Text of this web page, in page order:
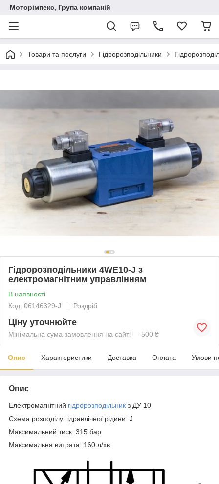
Моторімпекс, Група компаній
Товари та послуги Гідророзподільники
Гідророзподільники 4WE10-J з
електромагнітним управлінням
В наявності
Код: 06146329-J
Роздріб
Ціну уточнюйте
Мінімальна сума замовлення на сайті — 500 ₴
Опис Характеристики Доставка Оплата Умови
Опис
Електромагнітний гідророзподільник з ДУ 10
Схема розподілу гідравлічної рідини: J
Максимальний тиск: 315 бар
Максимальна витрата: 160 л/хв